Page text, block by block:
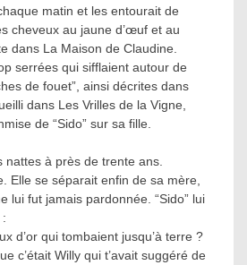
matin et les entourait de
cheveux au jaune d’œuf et au
dans La Maison de Claudine.
serrées qui sifflaient autour de
de fouet”, ainsi décrites dans
dans Les Vrilles de la Vigne,
de “Sido” sur sa fille.
nattes à près de trente ans.
Elle se séparait enfin de sa mère,
lui fut jamais pardonnée. “Sido” lui
d’or qui tombaient jusqu’à terre ?
c’était Willy qui t’avait suggéré de